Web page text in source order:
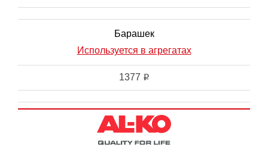
Барашек
Используется в агрегатах
1377 i